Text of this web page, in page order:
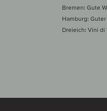
Bremen: Gute
Hamburg:
Dreieich: Vini di